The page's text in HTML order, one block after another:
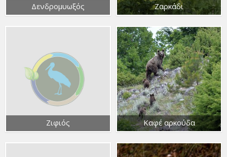
Δενδρομυωξός Ζαρκάδι
Ζιφιός Καφέ αρκούδα